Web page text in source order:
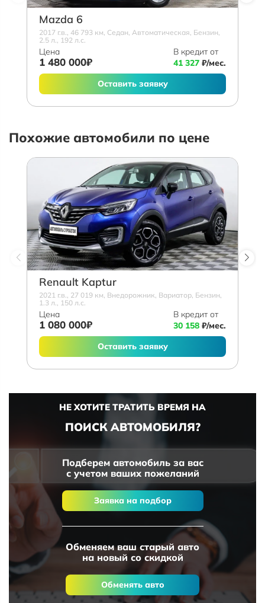
Mazda 6
2017 г.в., 46 793 км, Седан, Автоматическая, Бензин,
2.5 л., 192 л.с.
Цена
1 480 000₽
В кредит от
41 327 ₽/мес.
Оставить заявку
Похожие автомобили по цене
Renault Kaptur
2021 г.в., 27 019 км, Внедорожник, Вариатор, Бензин,
1.3 л., 150 л.с.
Цена
1 080 000₽
В кредит от
30 158 ₽/мес.
Оставить заявку
НЕ ХОТИТЕ ТРАТИТЬ ВРЕМЯ НА
ПОИСК АВТОМОБИЛЯ?
Подберем автомобиль за вас
с учетом ваших пожеланий
Заявка на подбор
Обменяем ваш старый авто
на новый со скидкой
Обменять авто